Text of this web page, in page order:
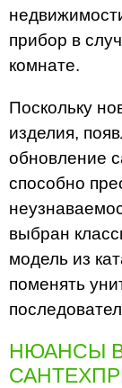
прибор в
комнате.
Поскольку
изделия,
обновление
способно
выбран
модель из
поменять
НЮАНСЫ